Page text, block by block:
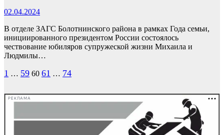
02.04.2024
В отделе ЗАГС Болотнинского района в рамках Года семьи,
инициированного президентом России состоялось
чествование юбиляров супружеской жизни Михаила и
Людмилы…
Пагинация
1 … 59 60 61 … 74
РЕКЛАМА